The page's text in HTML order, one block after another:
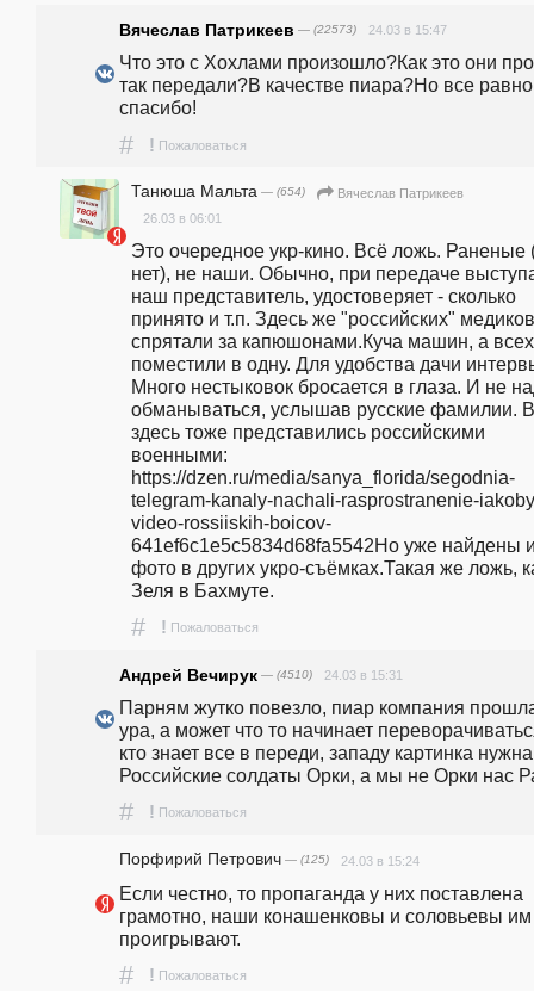
Вячеслав Патрикеев — (22573) 24.03 в 15:47
Что это с Хохлами произошло?Как это они
так передали?В качестве пиара?Но все равно
спасибо!
# ! Пожаловаться
Танюша Мальта — (654)
Вячеслав Патрикеев
26.03 в 06:01
Это очередное укр-кино. Всё ложь. Раненые
нет), не наши. Обычно, при передаче
наш представитель, удостоверяет - сколько
принято и т.п. Здесь же "российских" медиков
спрятали за капюшонами.Куча машин, а всех
поместили в одну. Для удобства дачи
Много нестыковок бросается в глаза. И не
обманываться, услышав русские фамилии.
здесь тоже представились российскими
военными:
https://dzen.ru/media/sanya_florida/segodnia-
telegram-kanaly-nachali-rasprostranenie-
video-rossiiskih-boicov-
641ef6c1e5c5834d68fa5542Но уже найдены
фото в других укро-съёмках.Такая же ложь,
Зеля в Бахмуте.
# ! Пожаловаться
Андрей Вечирук — (4510) 24.03 в 15:31
Парням жутко повезло, пиар компания
ура, а может что то начинает
кто знает все в переди, западу картинка
Российские солдаты Орки, а мы не Орки нас
# ! Пожаловаться
Порфирий Петрович — (125) 24.03 в 15:24
Если честно, то пропаганда у них поставлена
грамотно, наши конашенковы и соловьевы им
проигрывают.
# ! Пожаловаться